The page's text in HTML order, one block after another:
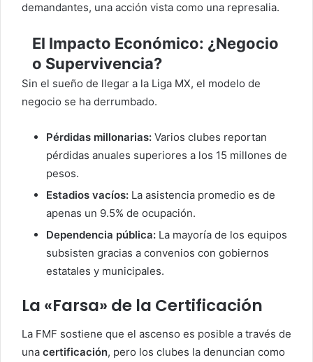
demandantes, una acción vista como una represalia.
El Impacto Económico: ¿Negocio
o Supervivencia?
Sin el sueño de llegar a la Liga MX, el modelo de
negocio se ha derrumbado.
Pérdidas millonarias: Varios clubes reportan
pérdidas anuales superiores a los 15 millones de
pesos.
Estadios vacíos: La asistencia promedio es de
apenas un 9.5% de ocupación.
Dependencia pública: La mayoría de los equipos
subsisten gracias a convenios con gobiernos
estatales y municipales.
La «Farsa» de la Certificación
La FMF sostiene que el ascenso es posible a través de
una certificación, pero los clubes la denuncian como